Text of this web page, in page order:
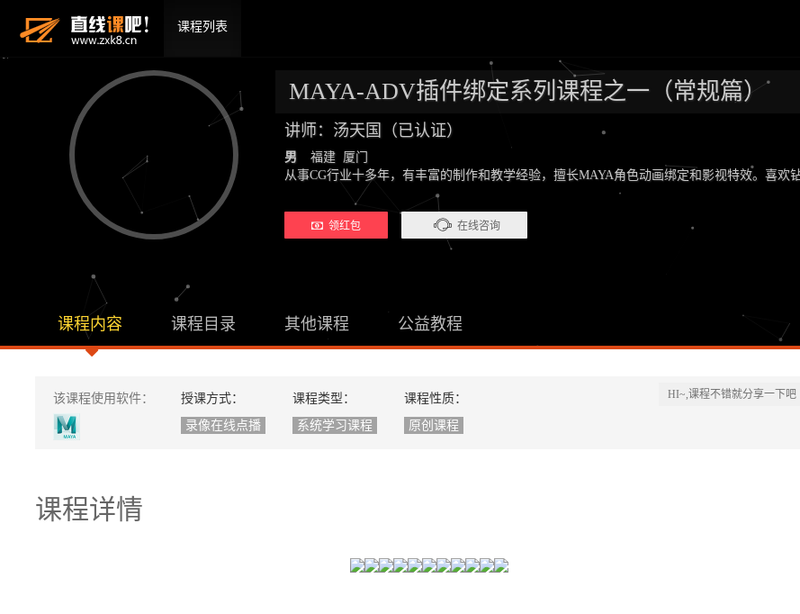
课程列表
MAYA-ADV插件绑定系列课程之一（常规篇）
讲师：汤天国（已认证）
男
福建 厦门
从事CG行业十多年，有丰富的制作和教学经验，擅长MAYA角色动画绑定和影视特效。喜
领红包 在线咨询
课程内容 课程目录 其他课程 公益教程
HI~,课程不错就分享一下吧
该课程使用软件：
授课方式：
录像在线点播
课程类型：
系统学习课程
课程性质：
原创课程
课程详情